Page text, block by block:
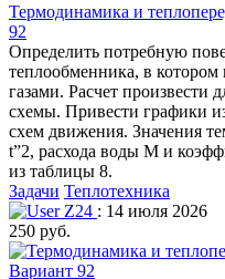
Термодинамика и
92
Определить потребную
теплообменника, в котором
газами. Расчет произвести
схемы. Привести графики
схем движения. Значения
t”2, расхода воды М и
из таблицы 8.
Задачи Теплотехника
Z24 : 14 июля 2026
250 руб.